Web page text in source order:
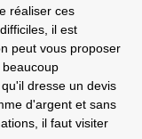
réaliser ces
il est
peut vous proposer
dresse un devis
d'argent et sans
il faut visiter